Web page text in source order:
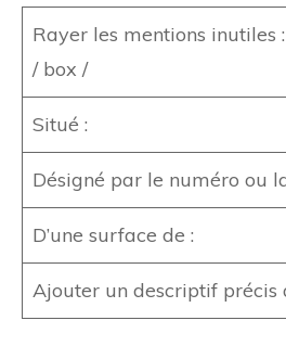
Rayer les mentions
/ box /
Situé :
Désigné par le numéro ou
D’une surface de :
Ajouter un descriptif